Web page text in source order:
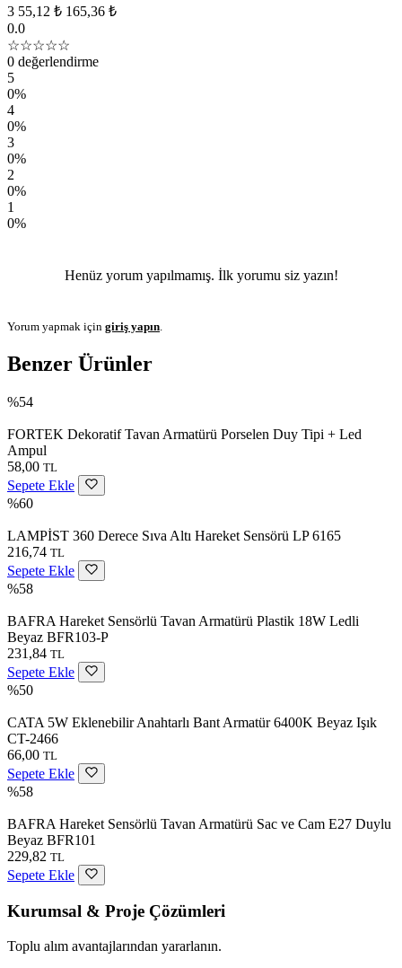
3 55,12 ₺ 165,36 ₺
0.0
☆☆☆☆☆
0 değerlendirme
5
0%
4
0%
3
0%
2
0%
1
0%
Henüz yorum yapılmamış. İlk yorumu siz yazın!
Yorum yapmak için giriş yapın
Benzer Ürünler
%54
FORTEK Dekoratif Tavan Armatürü Porselen Duy Tipi + Led
Ampul
58,00 TL
Sepete Ekle
%60
LAMPİST 360 Derece Sıva Altı Hareket Sensörü LP 6165
216,74 TL
Sepete Ekle
%58
BAFRA Hareket Sensörlü Tavan Armatürü Plastik 18W Ledli
Beyaz BFR103-P
231,84 TL
Sepete Ekle
%50
CATA 5W Eklenebilir Anahtarlı Bant Armatür 6400K Beyaz Işık
CT-2466
66,00 TL
Sepete Ekle
%58
BAFRA Hareket Sensörlü Tavan Armatürü Sac ve Cam E27 Duylu
Beyaz BFR101
229,82 TL
Sepete Ekle
Kurumsal & Proje Çözümleri
Toplu alım avantajlarından yararlanın.